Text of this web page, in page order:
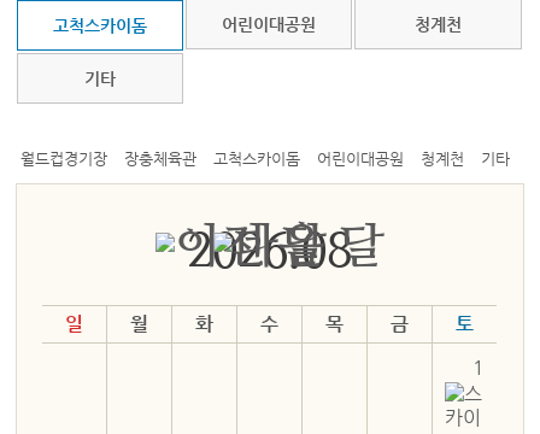
고척스카이돔 어린이대공원 청계천
기타
월드컵경기장 장충체육관 고척스카이돔 어린이대공원 청계천 기타
2026.08
일 월 화 수 목 금
토
1